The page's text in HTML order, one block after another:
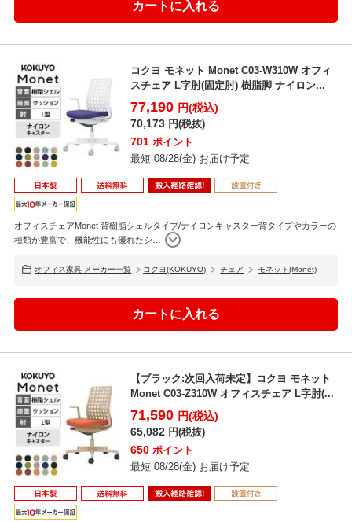
ランバーサポート
クッション性もあり体圧分散性も高いランバーサポート付きです。背
骨形状の個人差に合わせて、高さの調節ができます。
使用イメージ
コクヨ モネット Monet C03-W310W オフィ
スチェア L字肘(固定肘) 樹脂脚 ナイロン...
77,190 円(税込)
70,173 円(税抜)
701 ポイント
最短 08/28(金) お届け予定
オフィスチェアMonet 背樹脂シェルタイプ/ナイロンキャスター背タイプやカラーの
種類が豊富で、機能性にも優れたシ
オフィス家具 メーカー一覧 コクヨ(KOKUYO) チェア モネット(Monet)
【ブラック:次回入荷未定】コクヨ モネット
Monet C03-Z310W オフィスチェア L字肘(...
71,590 円(税込)
65,082 円(税抜)
650 ポイント
最短 08/28(金) お届け予定